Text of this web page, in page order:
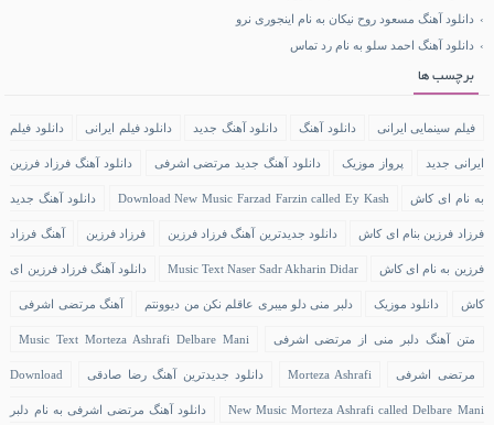
دانلود آهنگ مسعود روح نیکان به نام اینجوری نرو
دانلود آهنگ احمد سلو به نام رد تماس
برچسب ها
فیلم سینمایی ایرانی دانلود آهنگ دانلود آهنگ جدید دانلود فیلم ایرانی دانلود فیلم
ایرانی جدید پرواز موزیک دانلود آهنگ جدید مرتضی اشرفی دانلود آهنگ فرزاد فرزین
به نام ای کاش Download New Music Farzad Farzin called Ey Kash دانلود آهنگ جدید
فرزاد فرزین بنام ای کاش دانلود جدیدترین آهنگ فرزاد فرزین فرزاد فرزین آهنگ فرزاد
فرزین به نام ای کاش Music Text Naser Sadr Akharin Didar دانلود آهنگ فرزاد فرزین ای
کاش دانلود موزیک دلبر منی دلو میبری عاقلم نکن من دیوونتم آهنگ مرتضی اشرفی
متن آهنگ دلبر منی از مرتضی اشرفی Music Text Morteza Ashrafi Delbare Mani
مرتضی اشرفی Morteza Ashrafi دانلود جدیدترین آهنگ رضا صادقی Download
New Music Morteza Ashrafi called Delbare Mani دانلود آهنگ مرتضی اشرفی به نام دلبر